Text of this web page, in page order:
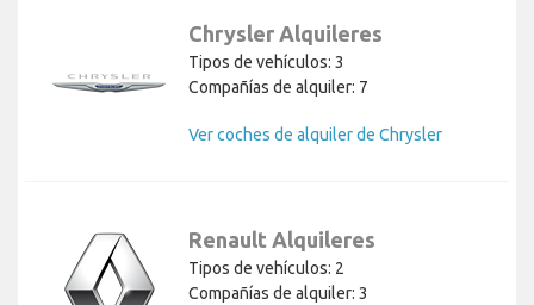
Chrysler Alquileres
Tipos de vehículos: 3
Compañías de alquiler: 7
Ver coches de alquiler de Chrysler
Renault Alquileres
Tipos de vehículos: 2
Compañías de alquiler: 3